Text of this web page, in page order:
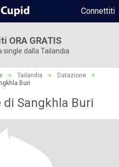
Connettiti
ORA GRATIS
single dalla Tailandia
> Tailandia > Datazione
>
Buri
di Sangkhla Buri